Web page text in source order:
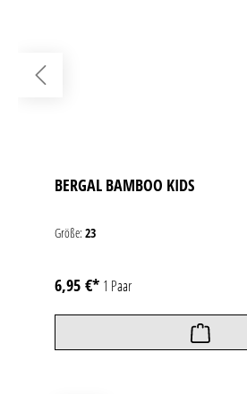
BERGAL BAMBOO KIDS
Größe: 23
6,95 €* 1 Paar